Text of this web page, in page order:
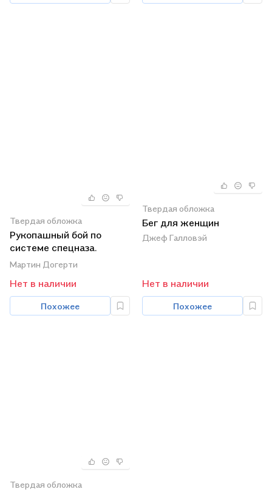
Твердая обложка
Рукопашный бой по
системе спецназа.
Экстремальные приемы
защиты и нападения
Мартин Догерти
Нет в наличии
Похожее
Твердая обложка
Бег для женщин
Джеф Галловэй
Нет в наличии
Похожее
Твердая обложка